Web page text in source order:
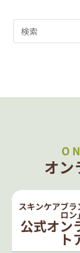
オン
スキンケアブラ
ロン」
公式オン
ト